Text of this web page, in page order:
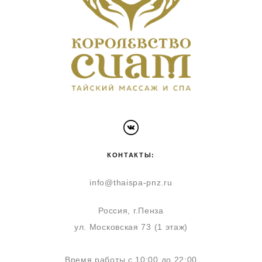
КОНТАКТЫ:
info@thaispa-pnz.ru
Россия, г.Пенза
ул. Московская 73 (1 этаж)
Время работы с 10:00 до 22:00